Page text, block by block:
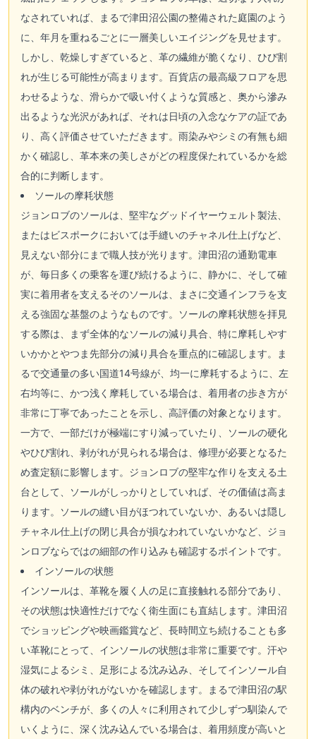
なされていれば、まるで津田沼公園の整備された庭園のよう
に、年月を重ねるごとに一層美しいエイジングを見せます。
しかし、乾燥しすぎていると、革の繊維が脆くなり、ひび割
れが生じる可能性が高まります。百貨店の最高級フロアを思
わせるような、滑らかで吸い付くような質感と、奥から滲み
出るような光沢があれば、それは日頃の入念なケアの証であ
り、高く評価させていただきます。雨染みやシミの有無も細
かく確認し、革本来の美しさがどの程度保たれているかを総
合的に判断します。
ソールの摩耗状態
ジョンロブのソールは、堅牢なグッドイヤーウェルト製法、
またはビスポークにおいては手縫いのチャネル仕上げなど、
見えない部分にまで職人技が光ります。津田沼の通勤電車
が、毎日多くの乗客を運び続けるように、静かに、そして確
実に着用者を支えるそのソールは、まさに交通インフラを支
える強固な基盤のようなものです。ソールの摩耗状態を拝見
する際は、まず全体的なソールの減り具合、特に摩耗しやす
いかかとやつま先部分の減り具合を重点的に確認します。ま
るで交通量の多い国道14号線が、均一に摩耗するように、左
右均等に、かつ浅く摩耗している場合は、着用者の歩き方が
非常に丁寧であったことを示し、高評価の対象となります。
一方で、一部だけが極端にすり減っていたり、ソールの硬化
やひび割れ、剥がれが見られる場合は、修理が必要となるた
め査定額に影響します。ジョンロブの堅牢な作りを支える土
台として、ソールがしっかりとしていれば、その価値は高ま
ります。ソールの縫い目がほつれていないか、あるいは隠し
チャネル仕上げの閉じ具合が損なわれていないかなど、ジョ
ンロブならではの細部の作り込みも確認するポイントです。
インソールの状態
インソールは、革靴を履く人の足に直接触れる部分であり、
その状態は快適性だけでなく衛生面にも直結します。津田沼
でショッピングや映画鑑賞など、長時間立ち続けることも多
い革靴にとって、インソールの状態は非常に重要です。汗や
湿気によるシミ、足形による沈み込み、そしてインソール自
体の破れや剥がれがないかを確認します。まるで津田沼の駅
構内のベンチが、多くの人々に利用されて少しずつ馴染んで
いくように、深く沈み込んでいる場合は、着用頻度が高いと